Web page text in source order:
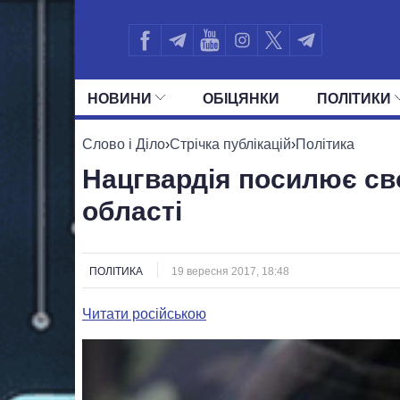
НОВИНИ ОБIЦЯНКИ ПОЛIТИКИ
УСІ ПОЛІТИКИ ПРЕЗИДЕНТ І ОФІС
Слово і Діло›Стрічка публікацій›Політика
Нацгвардія посилює
області
ПОЛІТИКА 19 вересня 2017, 18:48
Читати російською